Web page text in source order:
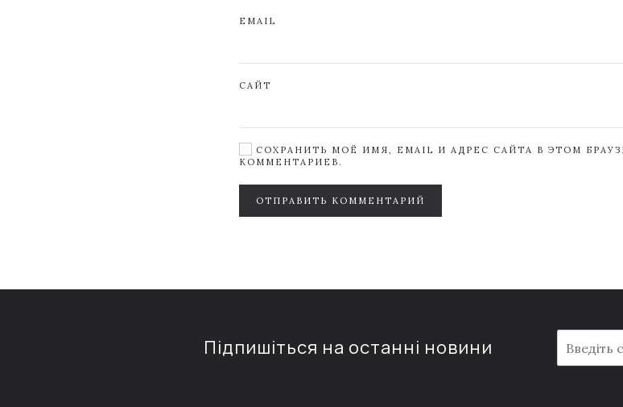
EMAIL
САЙТ
СОХРАНИТЬ МОЁ ИМЯ, EMAIL И АДРЕС САЙТА В ЭТОМ
КОММЕНТАРИЕВ.
ОТПРАВИТЬ КОММЕНТАРИЙ
Підпишіться на останні новини
m
a